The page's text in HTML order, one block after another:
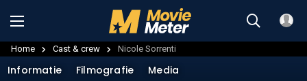
Home Cast & crew Nicole Sorrenti
Informatie Filmografie Media